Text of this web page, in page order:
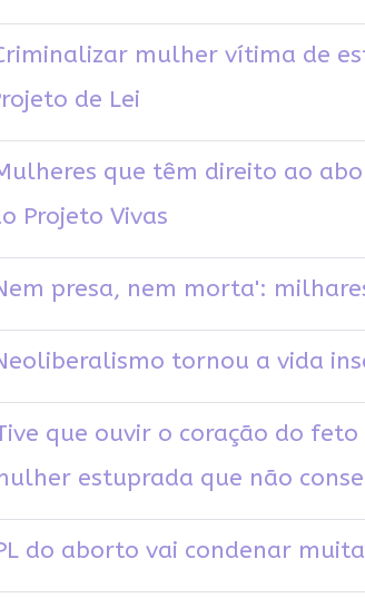
mulher vítima de
de Lei
que têm direito ao
Projeto Vivas
presa, nem morta':
tornou a vida
que ouvir o coração do
estuprada que não
do aborto vai condenar